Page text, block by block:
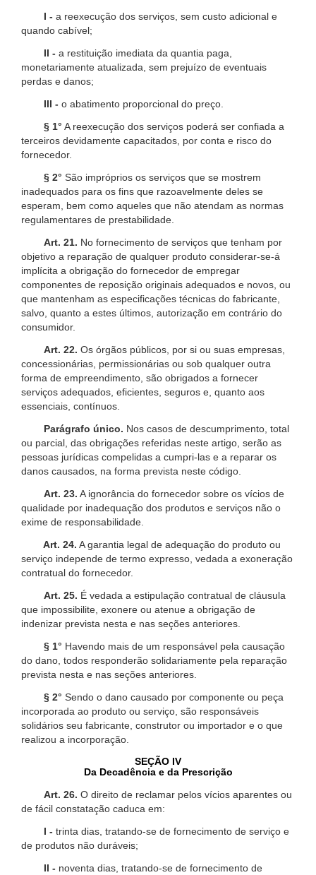
I - a reexecução dos serviços, sem custo adicional e
quando cabível;
II - a restituição imediata da quantia paga,
monetariamente atualizada, sem prejuízo de eventuais
perdas e danos;
III - o abatimento proporcional do preço.
§ 1° A reexecução dos serviços poderá ser confiada a
terceiros devidamente capacitados, por conta e risco do
fornecedor.
§ 2° São impróprios os serviços que se mostrem
inadequados para os fins que razoavelmente deles se
esperam, bem como aqueles que não atendam as normas
regulamentares de prestabilidade.
Art. 21. No fornecimento de serviços que tenham por
objetivo a reparação de qualquer produto considerar-se-á
implícita a obrigação do fornecedor de empregar
componentes de reposição originais adequados e novos, ou
que mantenham as especificações técnicas do fabricante,
salvo, quanto a estes últimos, autorização em contrário do
consumidor.
Art. 22. Os órgãos públicos, por si ou suas empresas,
concessionárias, permissionárias ou sob qualquer outra
forma de empreendimento, são obrigados a fornecer
serviços adequados, eficientes, seguros e, quanto aos
essenciais, contínuos.
Parágrafo único. Nos casos de descumprimento, total
ou parcial, das obrigações referidas neste artigo, serão as
pessoas jurídicas compelidas a cumpri-las e a reparar os
danos causados, na forma prevista neste código.
Art. 23. A ignorância do fornecedor sobre os vícios de
qualidade por inadequação dos produtos e serviços não o
exime de responsabilidade.
Art. 24. A garantia legal de adequação do produto ou
serviço independe de termo expresso, vedada a exoneração
contratual do fornecedor.
Art. 25. É vedada a estipulação contratual de cláusula
que impossibilite, exonere ou atenue a obrigação de
indenizar prevista nesta e nas seções anteriores.
§ 1° Havendo mais de um responsável pela causação
do dano, todos responderão solidariamente pela reparação
prevista nesta e nas seções anteriores.
§ 2° Sendo o dano causado por componente ou peça
incorporada ao produto ou serviço, são responsáveis
solidários seu fabricante, construtor ou importador e o que
realizou a incorporação.
SEÇÃO IV
Da Decadência e da Prescrição
Art. 26. O direito de reclamar pelos vícios aparentes ou
de fácil constatação caduca em:
I - trinta dias, tratando-se de fornecimento de serviço e
de produtos não duráveis;
II - noventa dias, tratando-se de fornecimento de